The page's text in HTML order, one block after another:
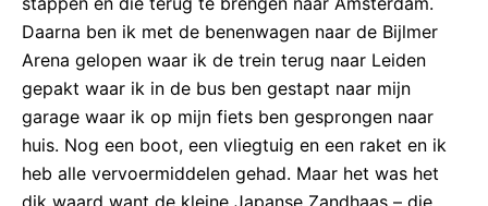
Daarna ben ik met de benenwagen naar de Bijlmer
Arena gelopen waar ik de trein terug naar Leiden
gepakt waar ik in de bus ben gestapt naar mijn
garage waar ik op mijn fiets ben gesprongen naar
huis. Nog een boot, een vliegtuig en een raket en ik
heb alle vervoermiddelen gehad. Maar het was het